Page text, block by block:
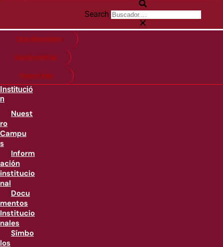
Search
Citas financieras
Guía de matricula
Pago en línea
Institució
n
Nuest
ro
Campu
s
Inform
ación
institucio
nal
Docu
mentos
Institucio
nales
Símbo
los